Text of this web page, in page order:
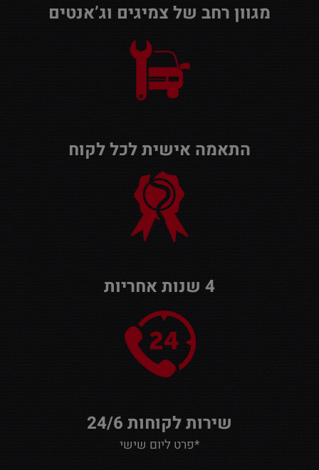
מגוון רחב של צמיגים וג’אנטים
התאמה אישית לכל לקוח
4 שנות אחריות
שירות לקוחות 24/6
*פרט ליום שישי